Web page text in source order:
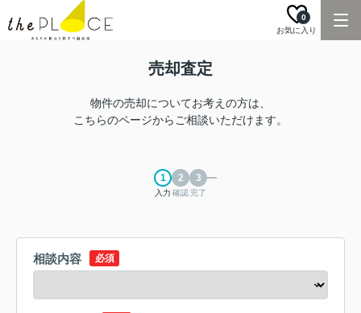
お気に入り
0
売却査定
物件の売却についてお考えの方は、
こちらのページからご相談いただけます。
入力 確認完了
相談内容 必須